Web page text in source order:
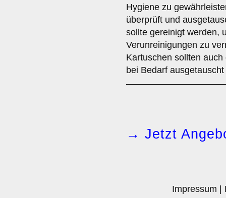
Hygiene zu
überprüft und
sollte gereinigt werden,
Verunreinigungen zu
Kartuschen sollten
bei Bedarf
→ Jetzt
Impressum